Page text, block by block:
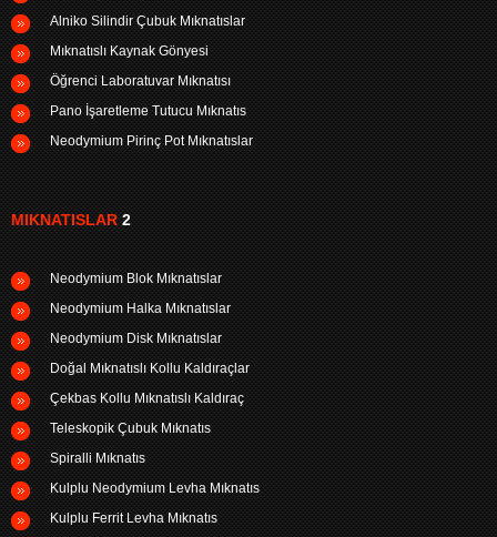
Alniko Silindir Çubuk Mıknatıslar
Mıknatıslı Kaynak Gönyesi
Öğrenci Laboratuvar Mıknatısı
Pano İşaretleme Tutucu Mıknatıs
Neodymium Pirinç Pot Mıknatıslar
MIKNATISLAR2
Neodymium Blok Mıknatıslar
Neodymium Halka Mıknatıslar
Neodymium Disk Mıknatıslar
Doğal Mıknatıslı Kollu Kaldıraçlar
Çekbas Kollu Mıknatıslı Kaldıraç
Teleskopik Çubuk Mıknatıs
Spiralli Mıknatıs
Kulplu Neodymium Levha Mıknatıs
Kulplu Ferrit Levha Mıknatıs